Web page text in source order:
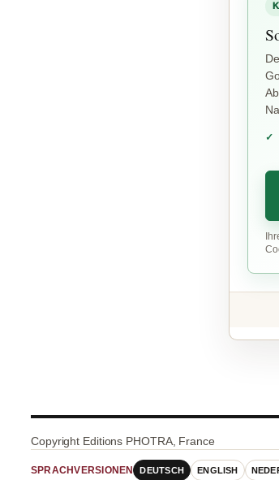
Copyright Editions PHOTRA, France
SPRACHVERSIONEN DEUTSCH ENGLISH